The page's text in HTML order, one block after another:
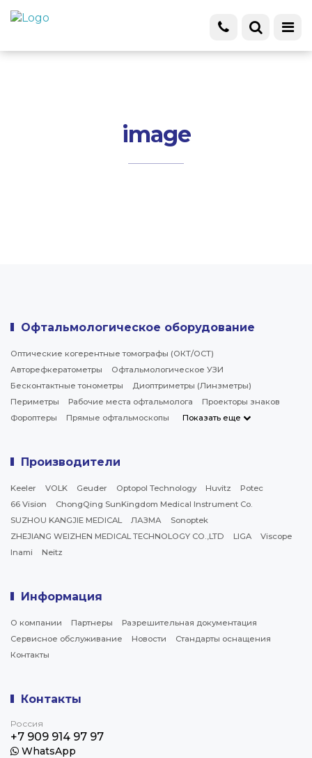
image
Офтальмологическое оборудование
Оптические когерентные томографы (ОКТ/ОСТ)
Авторефкератометры
Офтальмологическое УЗИ
Бесконтактные тонометры
Диоптриметры (Линзметры)
Периметры
Рабочие места офтальмолога
Проекторы знаков
Фороптеры
Прямые офтальмоскопы Показать еще
Производители
Keeler VOLK Geuder Optopol Technology Huvitz
Potec
66 Vision
ChongQing SunKingdom Medical Instrument Co.
SUZHOU KANGJIE MEDICAL
ЛАЗМА
Sonoptek
ZHEJIANG WEIZHEN MEDICAL TECHNOLOGY CO.,LTD
LIGA
Viscope
Inami
Neitz
Информация
О компании Партнеры
Разрешительная документация
Сервисное обслуживание
Новости
Стандарты оснащения
Контакты
Контакты
Россия
+7 909 914 97 97
WhatsApp